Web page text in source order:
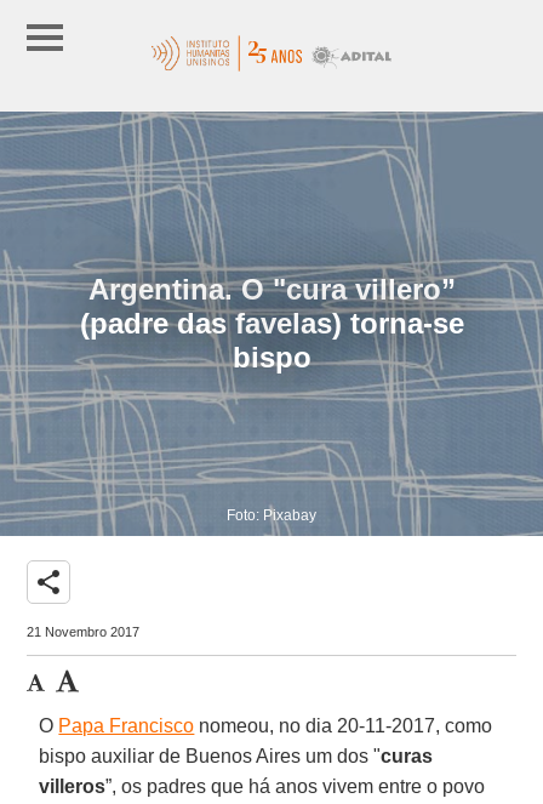
Argentina. O "cura villero”
(padre das favelas) torna-se
bispo
Foto: Pixabay
share
21 Novembro 2017
O Papa Francisco nomeou, no dia 20-11-2017, como
bispo auxiliar de Buenos Aires um dos "curas
villeros”, os padres que há anos vivem entre o povo